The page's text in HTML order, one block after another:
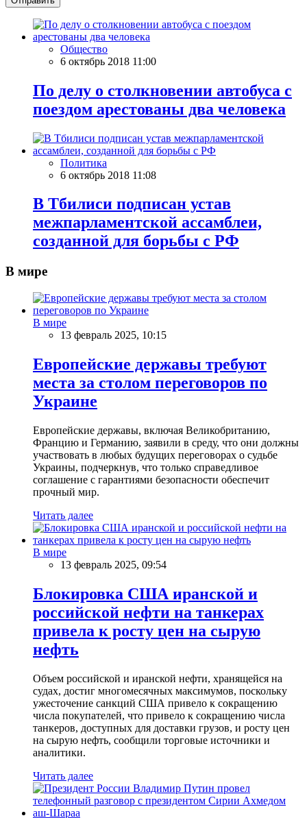
Общество
6 октябрь 2018 11:00
По делу о столкновении автобуса с
поездом арестованы два человека
Политика
6 октябрь 2018 11:08
В Тбилиси подписан устав
межпарламентской ассамблеи,
созданной для борьбы с РФ
В мире
В мире
13 февраль 2025, 10:15
Европейские державы требуют
места за столом переговоров по
Украине
Европейские державы, включая Великобританию,
Францию и Германию, заявили в среду, что они должны
участвовать в любых будущих переговорах о судьбе
Украины, подчеркнув, что только справедливое
соглашение с гарантиями безопасности обеспечит
прочный мир.
Читать далее
В мире
13 февраль 2025, 09:54
Блокировка США иранской и
российской нефти на танкерах
привела к росту цен на сырую
нефть
Объем российской и иранской нефти, хранящейся на
судах, достиг многомесячных максимумов, поскольку
ужесточение санкций США привело к сокращению
числа покупателей, что привело к сокращению числа
танкеров, доступных для доставки грузов, и росту цен
на сырую нефть, сообщили торговые источники и
аналитики.
Читать далее